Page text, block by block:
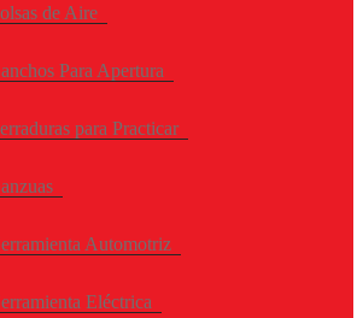
de Aire
Para Apertura
para Practicar
Automotriz
Eléctrica